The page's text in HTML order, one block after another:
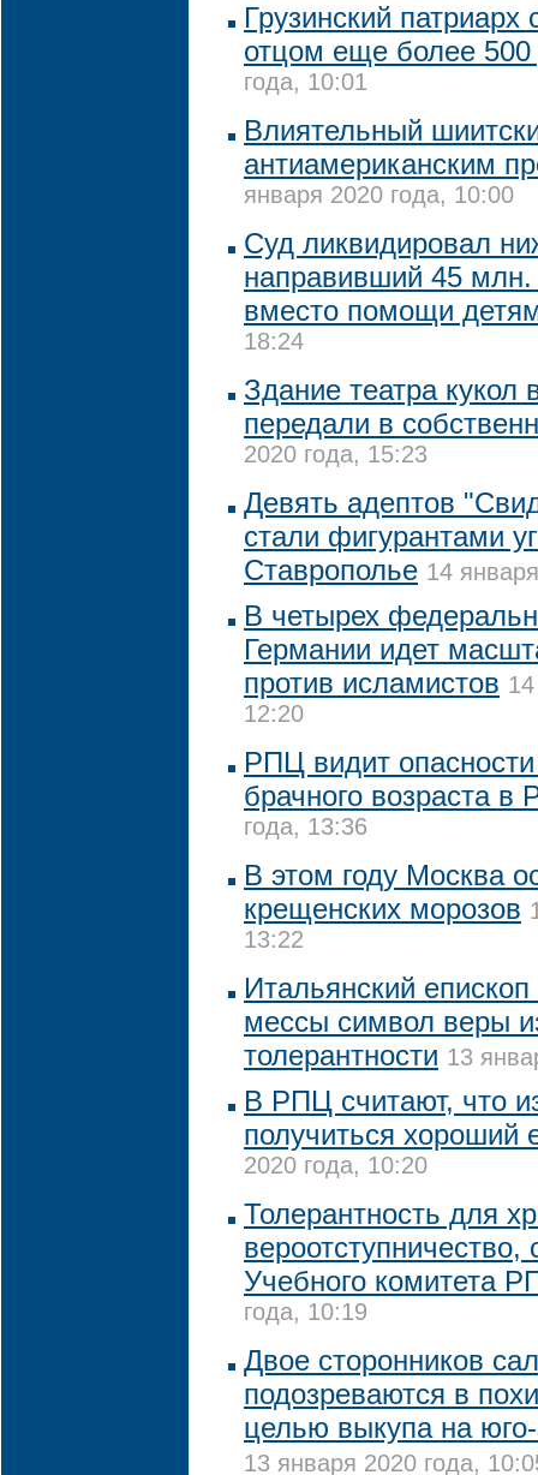
Грузинский патриарх
отцом еще более 500
года, 10:01
Влиятельный
антиамериканским
января 2020 года, 10:00
Суд ликвидировал
направивший 45
вместо помощи
18:24
Здание театра кукол
передали в
2020 года, 15:23
Девять адептов
стали фигурантами
Ставрополье 14
В четырех
Германии идет
против исламистов
12:20
РПЦ видит
брачного возраста в
года, 13:36
В этом году Москва
крещенских морозов
13:22
Итальянский
мессы символ веры
толерантности 13
В РПЦ считают, что
получиться хороший
2020 года, 10:20
Толерантность для
вероотступничество,
Учебного комитета
года, 10:19
Двое сторонников
подозреваются в
целью выкупа на
13 января 2020 года,